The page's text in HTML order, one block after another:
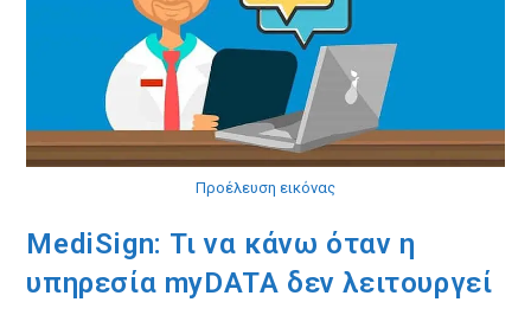
Προέλευση εικόνας
MediSign: Τι να κάνω όταν η
υπηρεσία myDATA δεν λειτουργεί